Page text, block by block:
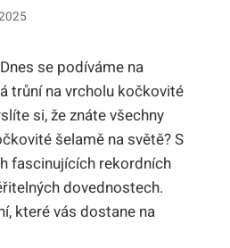
se podíváme na
trůní na vrcholu kočkovité
si, že znáte všechny
šelamě na světě? S
fascinujících rekordních
dovednostech.
které vás dostane na